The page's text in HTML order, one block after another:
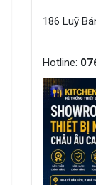
186 Luỹ
Hotline: